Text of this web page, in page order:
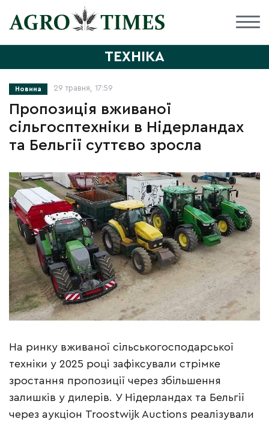
ТЕХНІКА
Новина 29 травня, 17:59
Пропозиція вживаної
сільгосптехніки в Нідерландах
та Бельгії суттєво зросла
На ринку вживаної сільськогосподарської
техніки у 2025 році зафіксували стрімке
зростання пропозиції через збільшення
залишків у дилерів. У Нідерландах та Бельгії
через аукціон Troostwijk Auctions реалізували